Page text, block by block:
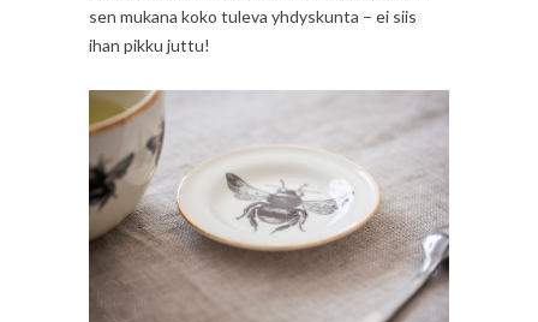
sen mukana koko tuleva yhdyskunta – ei siis
ihan pikku juttu!